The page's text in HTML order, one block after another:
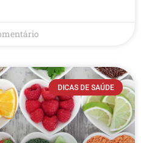
DICAS DE SAÚDE